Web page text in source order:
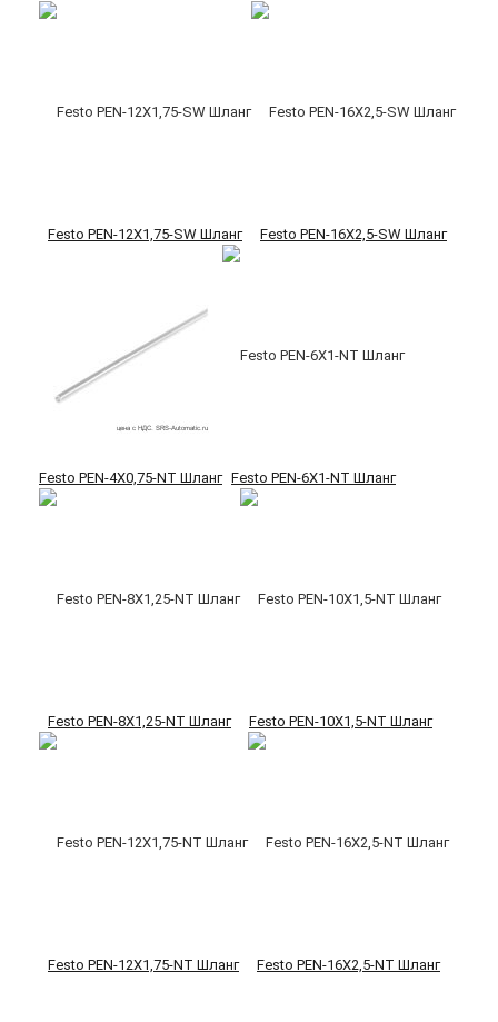
Festo PEN-12X1,75-SW Шланг Festo PEN-16X2,5-SW Шланг
Festo PEN-4X0,75-NT Шланг Festo PEN-6X1-NT Шланг
Festo PEN-8X1,25-NT Шланг Festo PEN-10X1,5-NT Шланг
Festo PEN-12X1,75-NT Шланг Festo PEN-16X2,5-NT Шланг